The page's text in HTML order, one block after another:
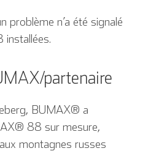
problème n’a été signalé
partenaire
BUMAX® a
88 sur mesure,
montagnes russes